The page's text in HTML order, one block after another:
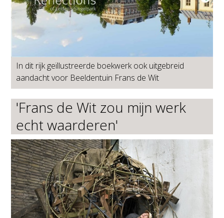
In dit rijk geïllustreerde boekwerk ook uitgebreid
aandacht voor Beeldentuin Frans de Wit
'Frans de Wit zou mijn werk
echt waarderen'